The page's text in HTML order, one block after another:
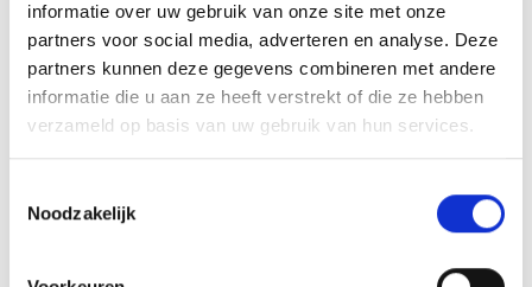
informatie over uw gebruik van onze site met onze
partners voor social media, adverteren en analyse. Deze
partners kunnen deze gegevens combineren met andere
informatie die u aan ze heeft verstrekt of die ze hebben
verzameld op basis van uw gebruik van hun services.
Noodzakelijk
duurzaam en eenvoudig
te monteren voor een
stille en...
duurzaam en eenvoudig
te monteren voor een
stille en...
Sale